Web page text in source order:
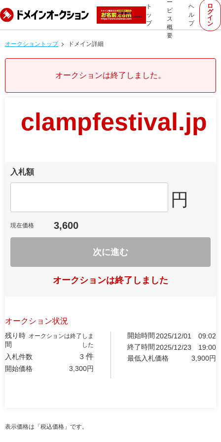
ト
ッ
プ
ー
ビ
ス
概
要
ヘ
ル
プ
ロ
グ
イ
ン
オークショントップ ドメイン詳細
オークションは終了しました。
clampfestival.jp
入札額
円
現在価格 3,600
次に進む
オークションは終了しました
オークション状況
残り時
間
オークションは終了しま
した
入札件数 3 件
開始価格 3,300円
開始時間 2025/12/01
09:02
終了時間 2025/12/23
19:00
最低入札価格
3,900円
表示価格は「税込価格」です。